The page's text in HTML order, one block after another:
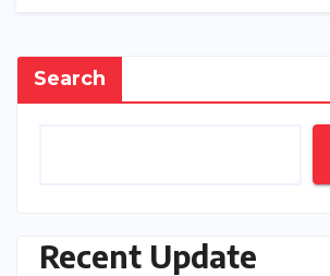
Search
Recent Update